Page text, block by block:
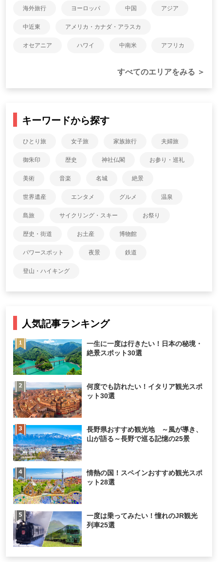
海外旅行 ヨーロッパ 中国 アジア
中近東 アメリカ・カナダ・アラスカ
オセアニア ハワイ 中南米 アフリカ
すべてのエリアをみる ＞
キーワードから探す
ひとり旅 女子旅 家族旅行 夫婦旅
御朱印 歴史 神社仏閣 お参り・巡礼
美術 音楽 名城 絶景
世界遺産 エンタメ グルメ 温泉
島旅 サイクリング・スキー お祭り
歴史・街道 お土産 博物館
パワースポット 夜景 鉄道
登山・ハイキング
人気記事ランキング
一生に一度は行きたい！日本の秘境・
絶景スポット30選
何度でも訪れたい！イタリア観光スポ
ット30選
長野県おすすめ観光地 ～風が導き、
山が語る～長野で巡る記憶の25景
情熱の国！スペインおすすめ観光スポ
ット28選
一度は乗ってみたい！憧れのJR観光
列車25選